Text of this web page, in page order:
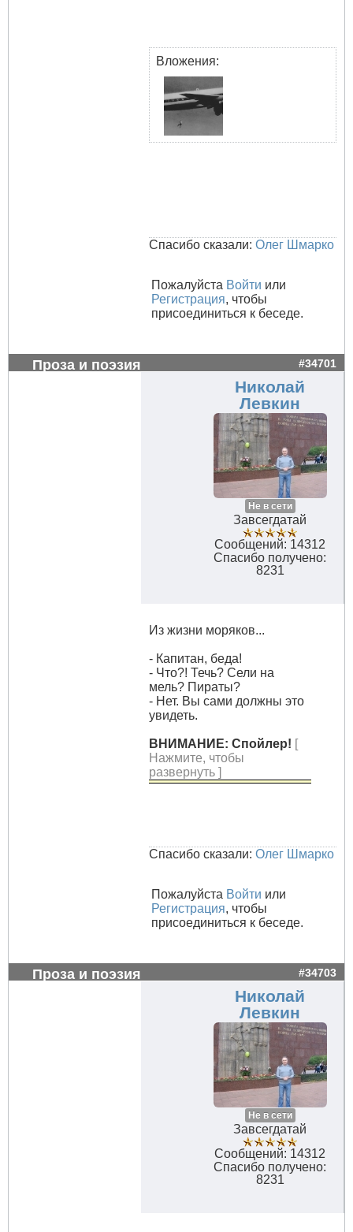
Вложения:
Спасибо сказали: Олег Шмарко
Пожалуйста Войти или
Регистрация, чтобы
присоединиться к беседе.
Проза и поэзия #34701
Николай
Левкин
Не в сети
Завсегдатай
Сообщений: 14312
Спасибо получено:
8231
Из жизни моряков...
- Капитан, беда!
- Что?! Течь? Сели на
мель? Пираты?
- Нет. Вы сами должны это
увидеть.
ВНИМАНИЕ: Спойлер! [
Нажмите, чтобы
развернуть ]
Спасибо сказали: Олег Шмарко
Пожалуйста Войти или
Регистрация, чтобы
присоединиться к беседе.
Проза и поэзия #34703
Николай
Левкин
Не в сети
Завсегдатай
Сообщений: 14312
Спасибо получено:
8231